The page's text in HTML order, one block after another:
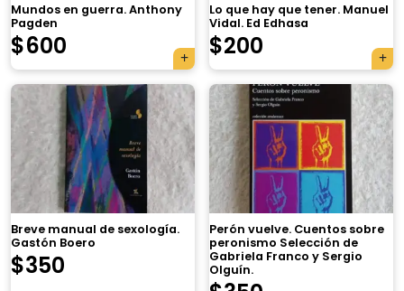
Mundos en guerra. Anthony
Pagden
$600
Lo que hay que tener. Manuel
Vidal. Ed Edhasa
$200
Breve manual de sexología.
Gastón Boero
$350
Perón vuelve. Cuentos sobre
peronismo Selección de
Gabriela Franco y Sergio
Olguín.
×
Tu carrito está vacío.